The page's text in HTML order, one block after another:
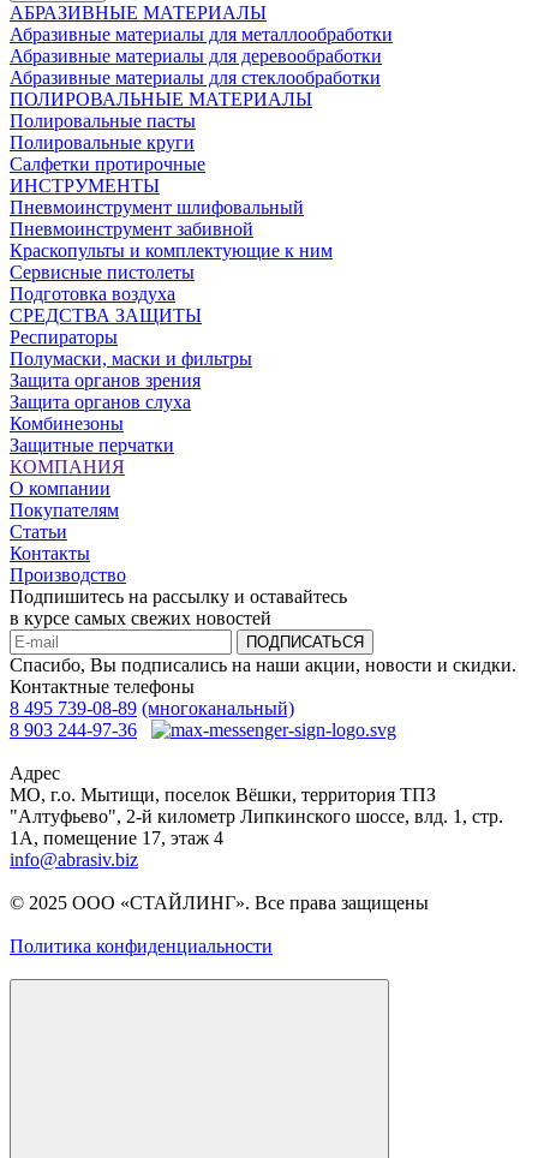
АБРАЗИВНЫЕ МАТЕРИАЛЫ
Абразивные материалы для металлообработки
Абразивные материалы для деревообработки
Абразивные материалы для стеклообработки
ПОЛИРОВАЛЬНЫЕ МАТЕРИАЛЫ
Полировальные пасты
Полировальные круги
Салфетки протирочные
ИНСТРУМЕНТЫ
Пневмоинструмент шлифовальный
Пневмоинструмент забивной
Краскопульты и комплектующие к ним
Сервисные пистолеты
Подготовка воздуха
СРЕДСТВА ЗАЩИТЫ
Респираторы
Полумаски, маски и фильтры
Защита органов зрения
Защита органов слуха
Комбинезоны
Защитные перчатки
КОМПАНИЯ
О компании
Покупателям
Статьи
Контакты
Производство
Подпишитесь на рассылку и оставайтесь
в курсе самых свежих новостей
ПОДПИСАТЬСЯ
Спасибо, Вы подписались на наши акции, новости и скидки.
Контактные телефоны
8 495 739-08-89 (многоканальный)
8 903 244-97-36
Адрес
МО, г.о. Мытищи, поселок Вёшки, территория ТПЗ
"Алтуфьево", 2-й километр Липкинского шоссе, влд. 1, стр.
1A, помещение 17, этаж 4
info@abrasiv.biz
© 2025 ООО «СТАЙЛИНГ». Все права защищены
Политика конфиденциальности